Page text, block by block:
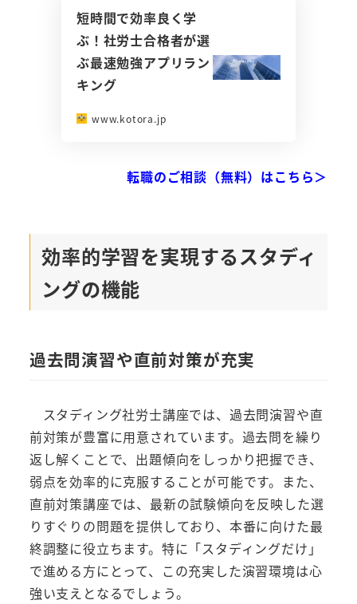
短時間で効率良く学
ぶ！社労士合格者が選
ぶ最速勉強アプリラン
キング
www.kotora.jp
転職のご相談（無料）はこちら＞
効率的学習を実現するスタディ
ングの機能
過去問演習や直前対策が充実
スタディング社労士講座では、過去問演習や直
前対策が豊富に用意されています。過去問を繰り
返し解くことで、出題傾向をしっかり把握でき、
弱点を効率的に克服することが可能です。また、
直前対策講座では、最新の試験傾向を反映した選
りすぐりの問題を提供しており、本番に向けた最
終調整に役立ちます。特に「スタディングだけ」
で進める方にとって、この充実した演習環境は心
強い支えとなるでしょう。